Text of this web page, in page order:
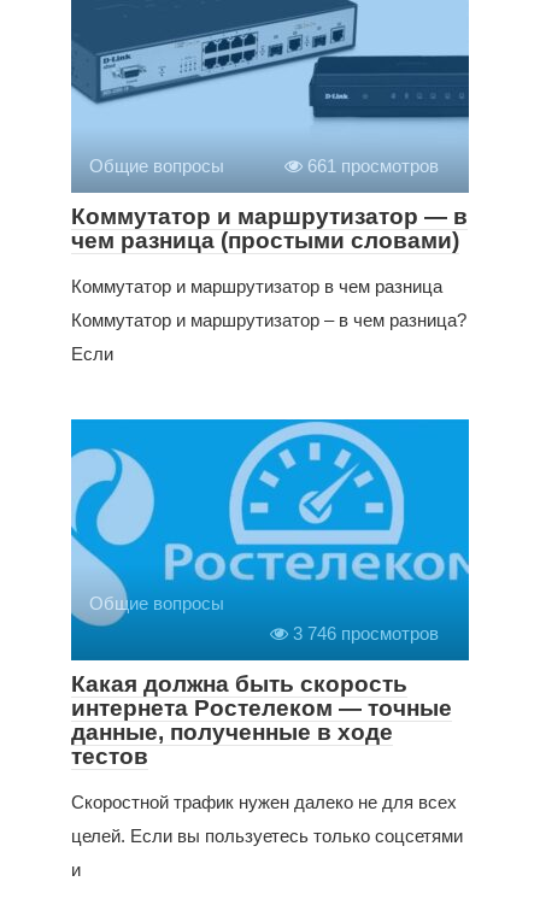
Общие вопросы 661 просмотров
Коммутатор и маршрутизатор — в
чем разница (простыми словами)
Коммутатор и маршрутизатор в чем разница
Коммутатор и маршрутизатор – в чем разница?
Если
Общие вопросы
3 746 просмотров
Какая должна быть скорость
интернета Ростелеком — точные
данные, полученные в ходе
тестов
Скоростной трафик нужен далеко не для всех
целей. Если вы пользуетесь только соцсетями
и